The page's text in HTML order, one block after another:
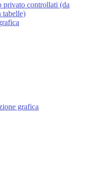
privato controllati (da
tabelle)
grafica